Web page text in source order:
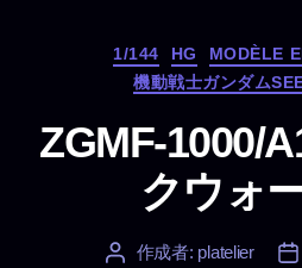
カ
テ
リ
ー
1/144 HG
MODÈLE
機動戦士ガンダム
ZGMF-1000/
クウォ
投 作成者: platelier
投